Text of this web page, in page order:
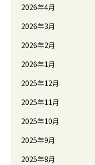
2026年4月
2026年3月
2026年2月
2026年1月
2025年12月
2025年11月
2025年10月
2025年9月
2025年8月